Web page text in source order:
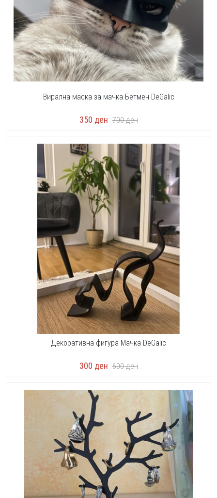
Вирална маска за мачка Бетмен DeGalic
350 ден 700ден
Декоративна фигура Мачка DeGalic
300 ден 600ден